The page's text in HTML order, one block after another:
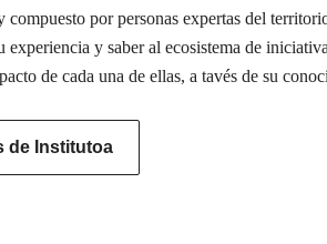
por personas expertas del
experiencia y saber al ecosistema de
de cada una de ellas, a tavés de su
de Institutoa